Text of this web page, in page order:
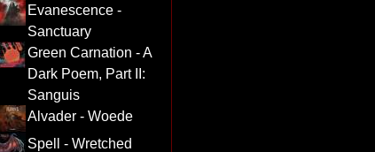
Evanescence -
Sanctuary
Green Carnation - A
Dark Poem, Part II:
Sanguis
Alvader - Woede
Spell - Wretched